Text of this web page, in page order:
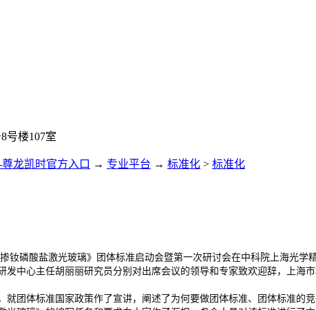
号楼107室
龙凯时官方入口 → 专业平台 → 标准化 > 标准化
钕磷酸盐激光玻璃》团体标准启动会暨第一次研讨会在中科院上海光
发中心主任胡丽丽研究员分别对出席会议的领导和专家致欢迎辞，上
体标准国家政策作了宣讲，阐述了为何要做团体标准、团体标准的竞